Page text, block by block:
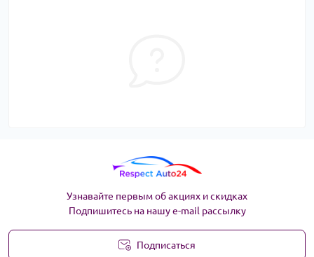
Узнавайте первым об акциях и скидках
Подпишитесь на нашу e-mail рассылку
Подписаться